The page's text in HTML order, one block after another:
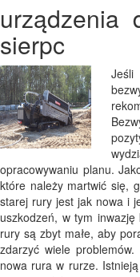
urządzenia
sierpc
opracowywaniu planu.
które należy martwić się,
starej rury jest jak nowa i
uszkodzeń, w tym
rury są zbyt małe, aby
zdarzyć wiele
nowa rura w rurze.